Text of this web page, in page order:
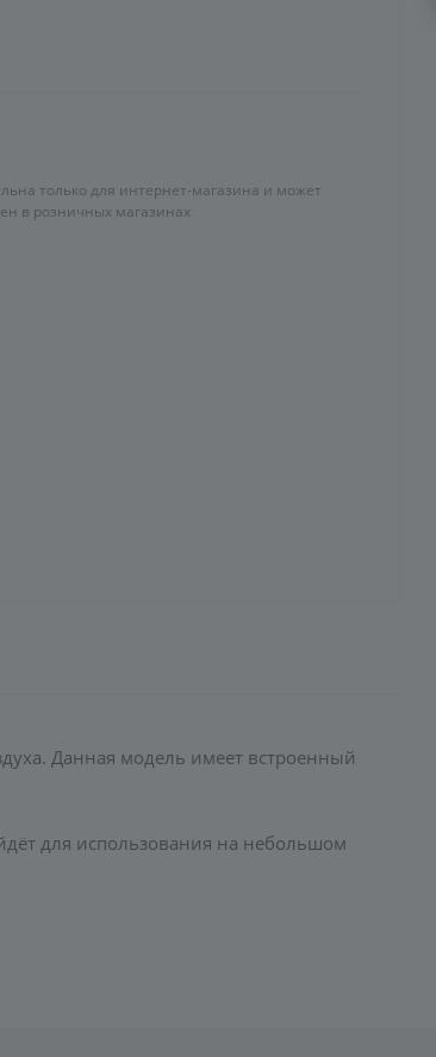
только для интернет-магазина и может
в розничных магазинах
Данная модель имеет встроенный
для использования на небольшом